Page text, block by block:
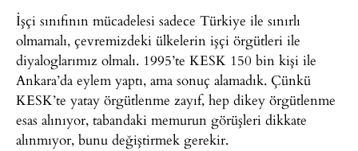
İşçi sınıfının mücadelesi sadece Türkiye ile sınırlı
olmamalı, çevremizdeki ülkelerin işçi örgütleri ile
diyaloglarımız olmalı. 1995’te KESK 150 bin kişi ile
Ankara’da eylem yaptı, ama sonuç alamadık. Çünkü
KESK’te yatay örgütlenme zayıf, hep dikey örgütlenme
esas alınıyor, tabandaki memurun görüşleri dikkate
alınmıyor, bunu değiştirmek gerekir.